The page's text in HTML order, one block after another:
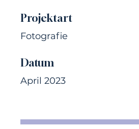
Projektart
Fotografie
Datum
April 2023